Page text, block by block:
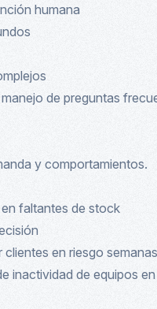
humana
de preguntas
y comportamientos.
faltantes de stock
en riesgo
inactividad de equipos